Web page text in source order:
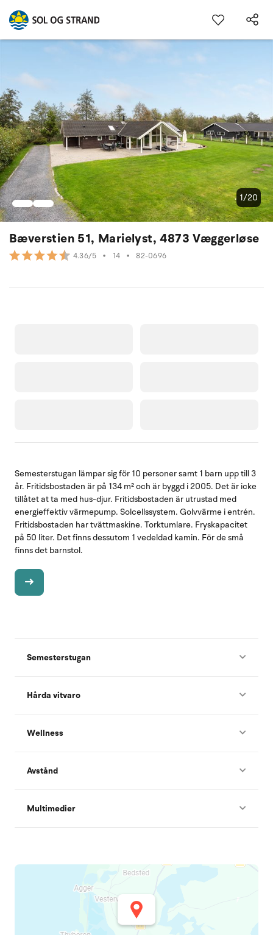
Bæverstien 51, Marielyst, 4873 Væggerløse
4.36/5 • 14 • 82-0696
1/20
Semesterstugan lämpar sig för 10 personer samt 1 barn upp till 3
år. Fritidsbostaden är på 134 m² och är byggd i 2005. Det är icke
tillåtet at ta med hus-djur. Fritidsbostaden är utrustad med
energieffektiv värmepump. Solcellssystem. Golvvärme i entrén.
Fritidsbostaden har tvättmaskine. Torktumlare. Fryskapacitet
på 50 liter. Det finns dessutom 1 vedeldad kamin. För de små
finns det barnstol.
Semesterstugan
Hårda vitvaro
Wellness
Avstånd
Multimedier